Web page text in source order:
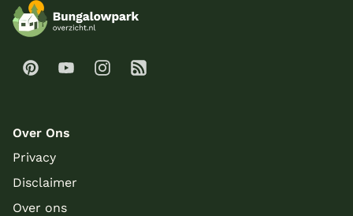
Over Ons
Privacy
Disclaimer
Over ons